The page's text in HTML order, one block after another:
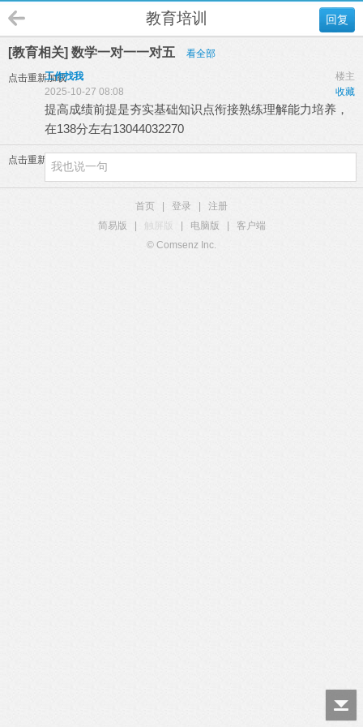
回复
教育培训
[教育相关] 数学一对一一对五 看全部
点击重新加载 楼主
工作找我
收藏
2025-10-27 08:08
提高成绩前提是夯实基础知识点衔接熟练理解能力培养，
在138分左右13044032270
点击重新加载
首页 登录
注册
简易版
触屏版 电脑版
客户端
© Comsenz Inc.